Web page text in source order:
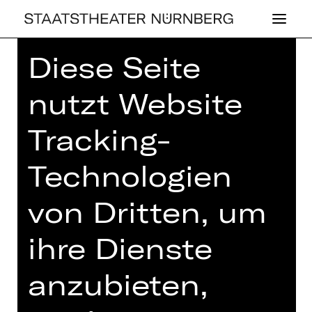
Home>Haus >Künstler*innen
MARTIN STEI­GER
Diese Seite
nutzt Website
Tracking-
Technologien
von Dritten, um
ihre Dienste
anzubieten,